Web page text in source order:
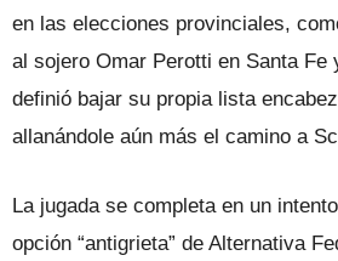
en las elecciones provinciales,
al sojero Omar Perotti en Santa Fe
definió bajar su propia lista
allanándole aún más el camino a
La jugada se completa en un
opción “antigrieta” de Alternativa